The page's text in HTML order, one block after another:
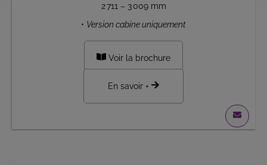
2 711 – 3 009 mm
• Version cabine uniquement
Voir la brochure
En savoir +